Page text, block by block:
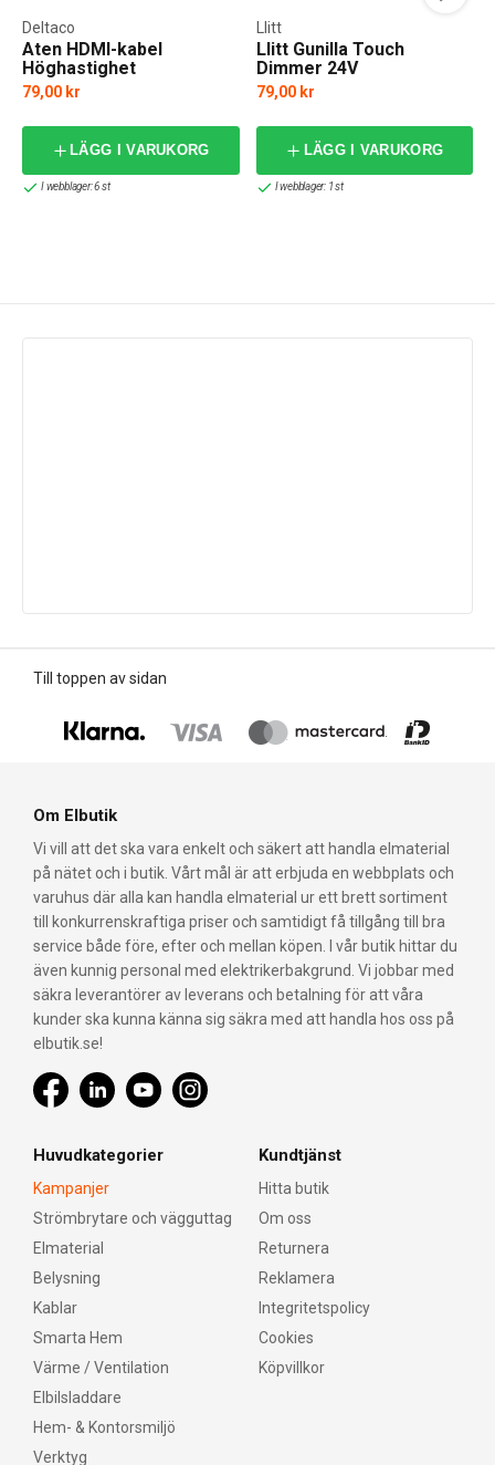
Aten HDMI-kabel
Höghastighet
Deltaco
79,00 kr
LÄGG I VARUKORG
I webblager: 6 st
Llitt Gunilla Touch
Dimmer 24V
Llitt
79,00 kr
LÄGG I VARUKORG
I webblager: 1 st
Till toppen av sidan
Om Elbutik
Vi vill att det ska vara enkelt och säkert att handla elmaterial
på nätet och i butik. Vårt mål är att erbjuda en webbplats och
varuhus där alla kan handla elmaterial ur ett brett sortiment
till konkurrenskraftiga priser och samtidigt få tillgång till bra
service både före, efter och mellan köpen. I vår butik hittar du
även kunnig personal med elektrikerbakgrund. Vi jobbar med
säkra leverantörer av leverans och betalning för att våra
kunder ska kunna känna sig säkra med att handla hos oss på
elbutik.se!
Huvudkategorier
Kampanjer
Strömbrytare och vägguttag
Elmaterial
Belysning
Kablar
Smarta Hem
Värme / Ventilation
Elbilsladdare
Hem- & Kontorsmiljö
Verktyg
Kundtjänst
Hitta butik
Om oss
Returnera
Reklamera
Integritetspolicy
Cookies
Köpvillkor